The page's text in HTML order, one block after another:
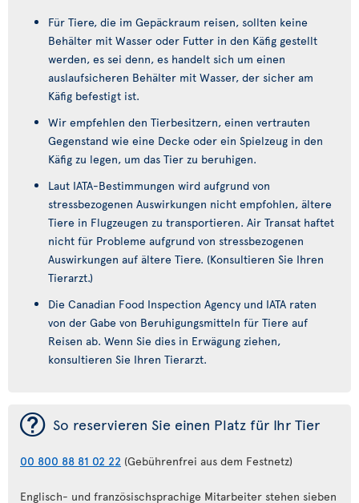
Für Tiere, die im Gepäckraum reisen, sollten keine
Behälter mit Wasser oder Futter in den Käfig gestellt
werden, es sei denn, es handelt sich um einen
auslaufsicheren Behälter mit Wasser, der sicher am
Käfig befestigt ist.
Wir empfehlen den Tierbesitzern, einen vertrauten
Gegenstand wie eine Decke oder ein Spielzeug in den
Käfig zu legen, um das Tier zu beruhigen.
Laut IATA-Bestimmungen wird aufgrund von
stressbezogenen Auswirkungen nicht empfohlen, ältere
Tiere in Flugzeugen zu transportieren. Air Transat haftet
nicht für Probleme aufgrund von stressbezogenen
Auswirkungen auf ältere Tiere. (Konsultieren Sie Ihren
Tierarzt.)
Die Canadian Food Inspection Agency und IATA raten
von der Gabe von Beruhigungsmitteln für Tiere auf
Reisen ab. Wenn Sie dies in Erwägung ziehen,
konsultieren Sie Ihren Tierarzt.
¯ So reservieren Sie einen Platz für Ihr Tier
00 800 88 81 02 22 (Gebührenfrei aus dem Festnetz)
Englisch- und französischsprachige Mitarbeiter stehen sieben